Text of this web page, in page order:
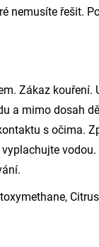
nemusíte řešit.
Zákaz kouření.
a mimo dosah
s očima.